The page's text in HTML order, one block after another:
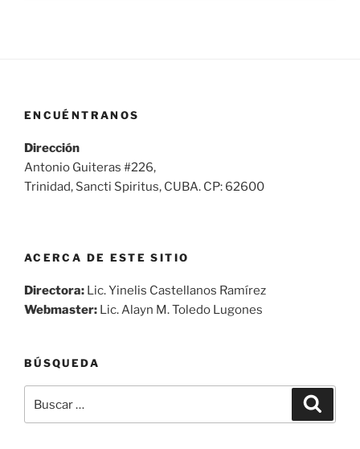
ENCUÉNTRANOS
Dirección
Antonio Guiteras #226,
Trinidad, Sancti Spiritus, CUBA. CP: 62600
ACERCA DE ESTE SITIO
Directora: Lic. Yinelis Castellanos Ramírez
Webmaster: Lic. Alayn M. Toledo Lugones
BÚSQUEDA
por: